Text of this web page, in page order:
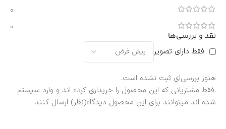
0
0
نقد و بررسی‌ها
فقط دارای تصویر
هنوز بررسی‌ای ثبت نشده است.
.فقط مشتریانی که این محصول را خریداری کرده اند و وارد سیستم
شده اند میتوانند برای این محصول دیدگاه(نظر) ارسال کنند.